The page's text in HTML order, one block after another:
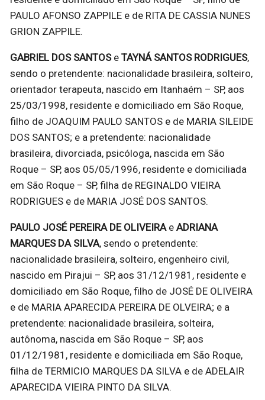
PAULO AFONSO ZAPPILE e de RITA DE CASSIA NUNES
GRION ZAPPILE.
GABRIEL DOS SANTOSe TAYNÁ SANTOS RODRIGUES,
sendo o pretendente: nacionalidade brasileira, solteiro,
orientador terapeuta, nascido em Itanhaém – SP, aos
25/03/1998, residente e domiciliado em São Roque,
filho de JOAQUIM PAULO SANTOS e de MARIA SILEIDE
DOS SANTOS; e a pretendente: nacionalidade
brasileira, divorciada, psicóloga, nascida em São
Roque – SP, aos 05/05/1996, residente e domiciliada
em São Roque – SP, filha de REGINALDO VIEIRA
RODRIGUES e de MARIA JOSÉ DOS SANTOS.
PAULO JOSÉ PEREIRA DE OLIVEIRAe ADRIANA
MARQUES DA SILVA, sendo o pretendente:
nacionalidade brasileira, solteiro, engenheiro civil,
nascido em Pirajui – SP, aos 31/12/1981, residente e
domiciliado em São Roque, filho de JOSÉ DE OLIVEIRA
e de MARIA APARECIDA PEREIRA DE OLVEIRA; e a
pretendente: nacionalidade brasileira, solteira,
autônoma, nascida em São Roque – SP, aos
01/12/1981, residente e domiciliada em São Roque,
filha de TERMICIO MARQUES DA SILVA e de ADELAIR
APARECIDA VIEIRA PINTO DA SILVA.